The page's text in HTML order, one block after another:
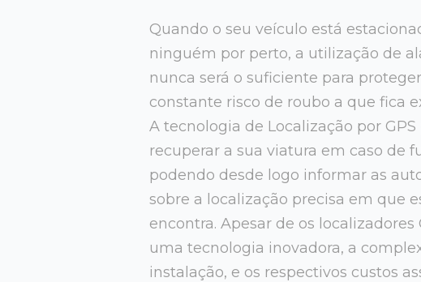
Quando o seu veículo está
ninguém por perto, a utilização de
nunca será o suficiente para
constante risco de roubo a que fica
A tecnologia de Localização por
recuperar a sua viatura em caso de
podendo desde logo informar as
sobre a localização precisa em que
encontra. Apesar de os localizadores
uma tecnologia inovadora, a
instalação, e os respectivos custos